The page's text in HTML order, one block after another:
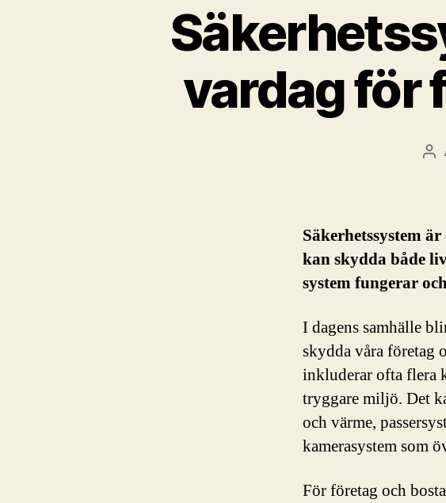
vardag för
Säkerhetssystem
kan skydda både
system fungerar
I dagens samhälle
skydda våra företag
inkluderar ofta flera
tryggare miljö. Det
och värme,
kamerasystem som
För företag och